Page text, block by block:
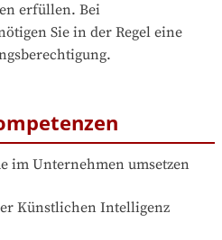
erfüllen. Bei
Sie in der Regel eine
im Unternehmen umsetzen
Künstlichen Intelligenz